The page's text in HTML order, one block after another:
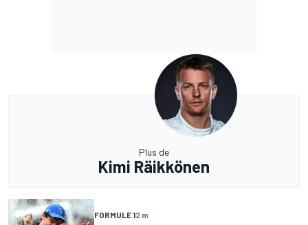
Plus de
Kimi Räikkönen
FORMULE 12 m